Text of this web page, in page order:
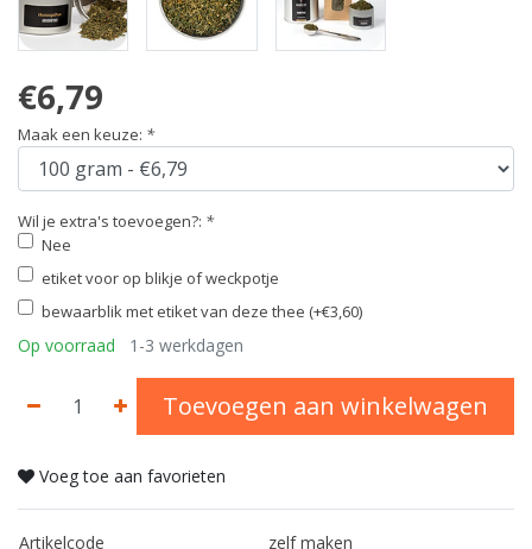
€6,79
Maak een keuze: *
Wil je extra's toevoegen?: *
Nee
etiket voor op blikje of weckpotje
bewaarblik met etiket van deze thee (+€3,60)
Op voorraad 1-3 werkdagen
Toevoegen aan winkelwagen
Voeg toe aan favorieten
Artikelcode zelf maken